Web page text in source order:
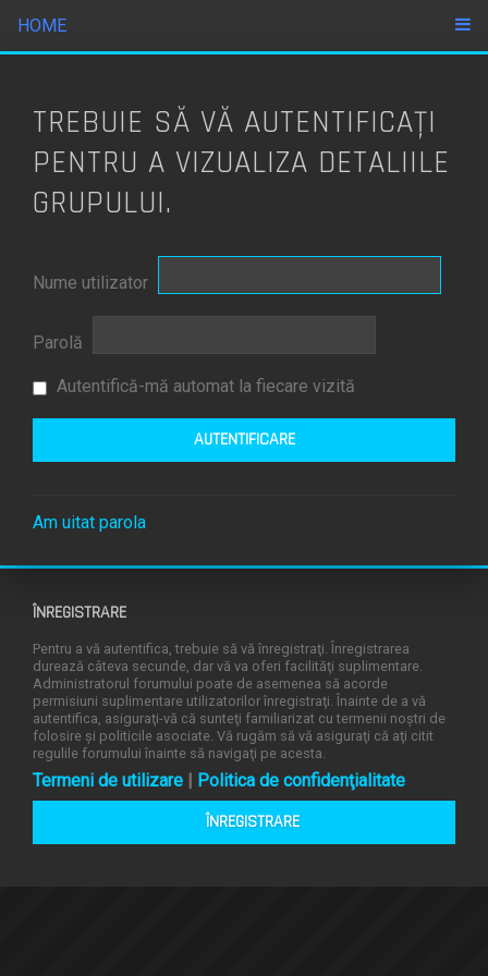
HOME
TREBUIE SĂ VĂ AUTENTIFICAŢI
PENTRU A VIZUALIZA DETALIILE
GRUPULUI.
Nume utilizator
Parolă
Autentifică-mă automat la fiecare vizită
Am uitat parola
ÎNREGISTRARE
Pentru a vă autentifica, trebuie să vă înregistraţi. Înregistrarea
durează câteva secunde, dar vă va oferi facilităţi suplimentare.
Administratorul forumului poate de asemenea să acorde
permisiuni suplimentare utilizatorilor înregistraţi. Înainte de a vă
autentifica, asiguraţi-vă că sunteţi familiarizat cu termenii noştri de
folosire şi politicile asociate. Vă rugăm să vă asiguraţi că aţi citit
regulile forumului înainte să navigaţi pe acesta.
Termeni de utilizare | Politica de confidenţialitate
ÎNREGISTRARE